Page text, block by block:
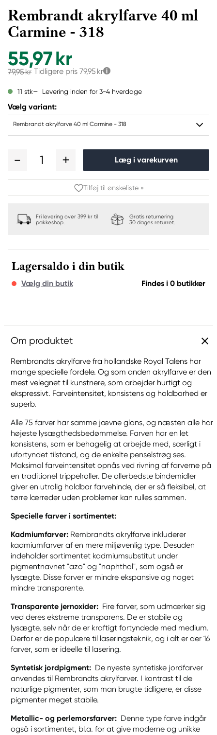
Rembrandt akrylfarve 40 ml
Carmine - 318
55,97 kr
79,95 kr Tidligere pris 79,95 kr
11 stk Levering inden for 3-4 hverdage
Vælg variant:
Rembrandt akrylfarve 40 ml Carmine - 318
1 Læg i varekurven
Tilføj til ønskeliste »
Fri levering over 399 kr til
pakkeshop.
Gratis returnering
30 dages returret.
Lagersaldo i din butik
Vælg din butik Findes i 0 butikker
Om produktet
Rembrandts akrylfarve fra hollandske Royal Talens har
mange specielle fordele. Og som anden akrylfarve er den
mest velegnet til kunstnere, som arbejder hurtigt og
ekspressivt. Farveintensitet, konsistens og holdbarhed er
superb.
Alle 75 farver har samme jævne glans, og næsten alle har
højeste lysægthedsbedømmelse. Farven har en let
konsistens, som er behagelig at arbejde med, særligt i
ufortyndet tilstand, og de enkelte penselstrøg ses.
Maksimal farveintensitet opnås ved rivning af farverne på
en traditionel trippelroller. De allerbedste bindemidler
giver en utrolig holdbar farvehinde, der er så fleksibel, at
tørre lærreder uden problemer kan rulles sammen.
Specielle farver i sortimentet:
Kadmiumfarver: Rembrandts akrylfarve inkluderer
kadmiumfarver af en mere miljøvenlig type. Desuden
indeholder sortimentet kadmiumsubstitut under
pigmentnavnet "azo" og "naphthol", som også er
lysægte. Disse farver er mindre ekspansive og noget
mindre transparente.
Transparente jernoxider: Fire farver, som udmærker sig
ved deres ekstreme transparens. De er stabile og
lysægte, selv når de er kraftigt fortyndede med medium.
Derfor er de populære til laseringsteknik, og i alt er der 16
farver, som er ideelle til lasering.
Syntetisk jordpigment: De nyeste syntetiske jordfarver
anvendes til Rembrandts akrylfarver. I kontrast til de
naturlige pigmenter, som man brugte tidligere, er disse
pigmenter meget stabile.
Metallic- og perlemorsfarver: Denne type farve indgår
også i sortimentet, bl.a. for at give moderne og unikke